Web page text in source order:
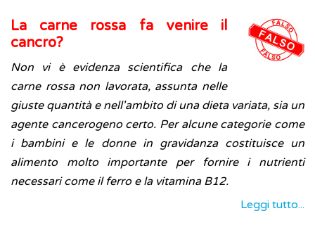
La carne rossa fa venire il
cancro?
Non vi è evidenza scientifica che la
carne rossa non lavorata, assunta nelle
giuste quantità e nell'ambito di una dieta variata, sia un
agente cancerogeno certo. Per alcune categorie come
i bambini e le donne in gravidanza costituisce un
alimento molto importante per fornire i nutrienti
necessari come il ferro e la vitamina B12.
Leggi tutto...